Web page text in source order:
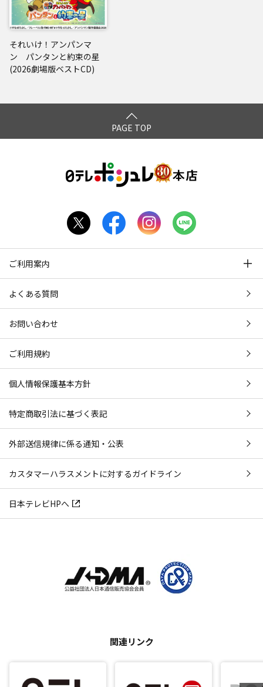
それいけ！アンパンマ
ン パンタンと約束の星
(2026劇場版ベストCD)
PAGE TOP
ご利用案内
よくある質問
お問い合わせ
ご利用規約
個人情報保護基本方針
特定商取引法に基づく表記
外部送信規律に係る通知・公表
カスタマーハラスメントに対するガイドライン
日本テレビHPへ
関連リンク